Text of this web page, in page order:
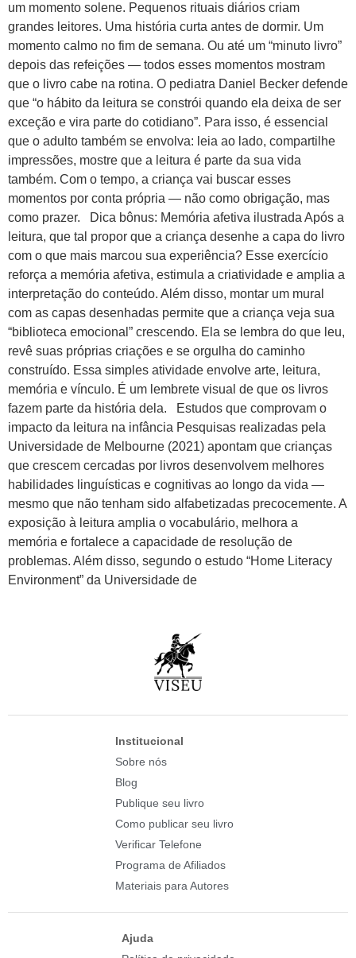
um momento solene. Pequenos rituais diários criam
grandes leitores. Uma história curta antes de dormir. Um
momento calmo no fim de semana. Ou até um “minuto livro”
depois das refeições — todos esses momentos mostram
que o livro cabe na rotina. O pediatra Daniel Becker defende
que “o hábito da leitura se constrói quando ela deixa de ser
exceção e vira parte do cotidiano”. Para isso, é essencial
que o adulto também se envolva: leia ao lado, compartilhe
impressões, mostre que a leitura é parte da sua vida
também. Com o tempo, a criança vai buscar esses
momentos por conta própria — não como obrigação, mas
como prazer. Dica bônus: Memória afetiva ilustrada Após a
leitura, que tal propor que a criança desenhe a capa do livro
com o que mais marcou sua experiência? Esse exercício
reforça a memória afetiva, estimula a criatividade e amplia a
interpretação do conteúdo. Além disso, montar um mural
com as capas desenhadas permite que a criança veja sua
“biblioteca emocional” crescendo. Ela se lembra do que leu,
revê suas próprias criações e se orgulha do caminho
construído. Essa simples atividade envolve arte, leitura,
memória e vínculo. É um lembrete visual de que os livros
fazem parte da história dela. Estudos que comprovam o
impacto da leitura na infância Pesquisas realizadas pela
Universidade de Melbourne (2021) apontam que crianças
que crescem cercadas por livros desenvolvem melhores
habilidades linguísticas e cognitivas ao longo da vida —
mesmo que não tenham sido alfabetizadas precocemente. A
exposição à leitura amplia o vocabulário, melhora a
memória e fortalece a capacidade de resolução de
problemas. Além disso, segundo o estudo “Home Literacy
Environment” da Universidade de
Institucional
Sobre nós
Blog
Publique seu livro
Como publicar seu livro
Verificar Telefone
Programa de Afiliados
Materiais para Autores
Ajuda